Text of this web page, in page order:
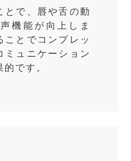
とで、唇や舌の動
機能が向上しま
ことでコンプレッ
ミュニケーション
です。